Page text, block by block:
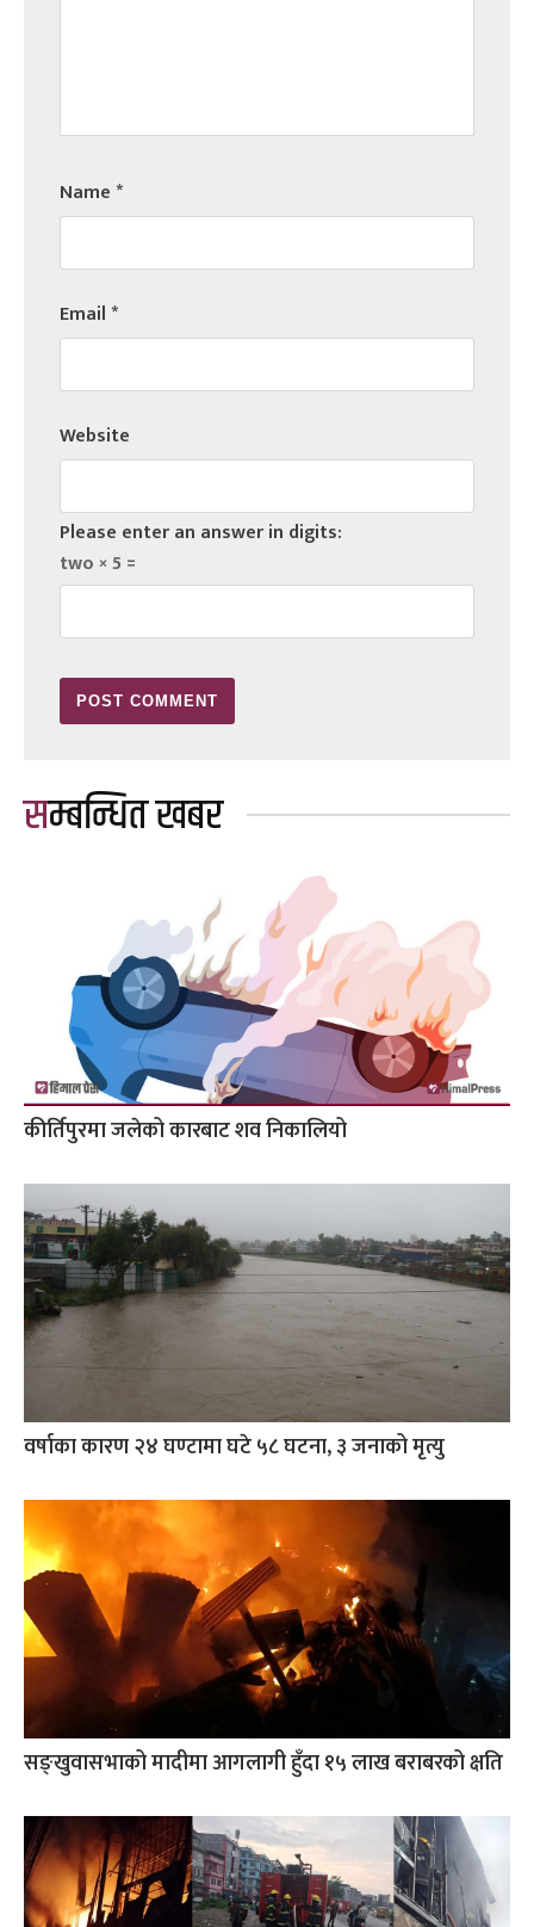
Name*
Email*
Website
Please enter an answer in digits:
two × 5 =
सम्बन्धित खबर
कीर्तिपुरमा जलेको कारबाट शव निकालियो
वर्षाका कारण २४ घण्टामा घटे ५८ घटना, ३ जनाको मृत्यु
सङ्खुवासभाको मादीमा आगलागी हुँदा १५ लाख बराबरको क्षति